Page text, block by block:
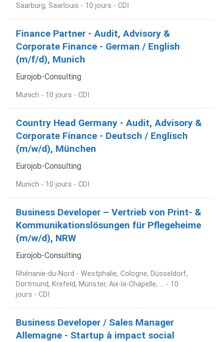
Saarburg, Saarlouis - 10 jours - CDI
Finance Partner - Audit, Advisory &
Corporate Finance - German / English
(m/f/d), Munich
Eurojob-Consulting
Munich - 10 jours - CDI
Country Head Germany - Audit, Advisory &
Corporate Finance - Deutsch / Englisch
(m/w/d), München
Eurojob-Consulting
Munich - 10 jours - CDI
Business Developer – Vertrieb von Print- &
Kommunikationslösungen für Pflegeheime
(m/w/d), NRW
Eurojob-Consulting
Rhénanie-du-Nord - Westphalie, Cologne, Düsseldorf,
Dortmund, Krefeld, Münster, Aix-la-Chapelle, ... - 10
jours - CDI
Business Developer / Sales Manager
Allemagne - Startup à impact social